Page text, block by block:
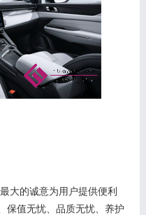
大的诚意为用户提供便利
保值无忧、品质无忧、养护